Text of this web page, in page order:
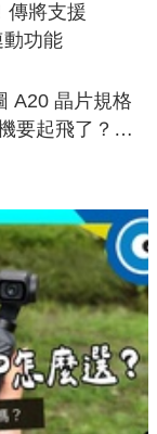
傳將支援
功能
A20 晶片規格
要起飛了？專